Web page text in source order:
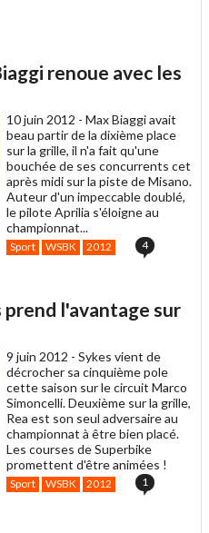
renoue avec les
10 juin 2012 - Max Biaggi avait
beau partir de la dixième place
sur la grille, il n'a fait qu'une
bouchée de ses concurrents cet
après midi sur la piste de Misano.
Auteur d'un impeccable doublé,
le pilote Aprilia s'éloigne au
championnat...
Sport WSBK 2012 4
prend l'avantage sur
9 juin 2012 - Sykes vient de
décrocher sa cinquième pole
cette saison sur le circuit Marco
Simoncelli. Deuxième sur la grille,
Rea est son seul adversaire au
championnat à être bien placé.
Les courses de Superbike
promettent d'être animées !
Sport WSBK 2012 1